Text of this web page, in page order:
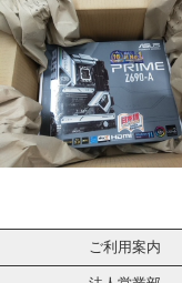
ご利用案内